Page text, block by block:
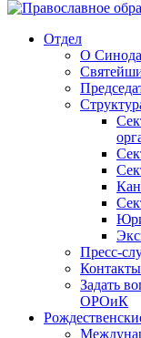
Отдел
О
Пресс-
Контакты
Задать
ОРОиК